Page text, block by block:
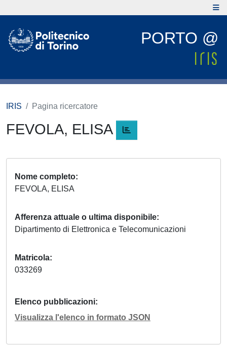
PORTO @
IRIS Pagina ricercatore
FEVOLA, ELISA
Nome completo
FEVOLA, ELISA
Afferenza attuale o ultima disponibile
Dipartimento di Elettronica e Telecomunicazioni
Matricola
033269
Elenco pubblicazioni
Visualizza l'elenco in formato JSON